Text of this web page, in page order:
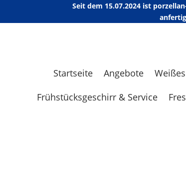
Seit dem 15.07.2024 ist
Startseite Angebote
Frühstücksgeschirr & Service